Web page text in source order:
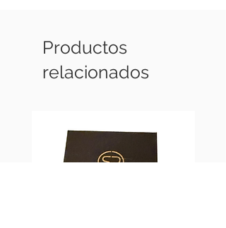
Productos
relacionados